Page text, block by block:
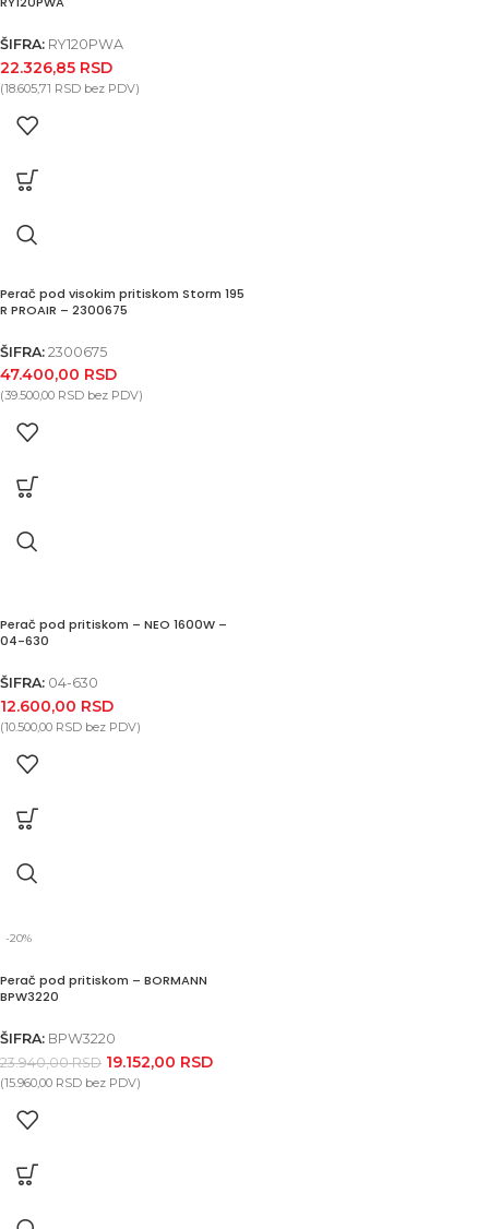
ŠIFRA: RY120PWA
22.326,85 RSD
(18.605,71 RSD bez PDV)
Perač pod visokim pritiskom Storm 195
R PROAIR – 2300675
ŠIFRA: 2300675
47.400,00 RSD
(39.500,00 RSD bez PDV)
Perač pod pritiskom – NEO 1600W –
04-630
ŠIFRA: 04-630
12.600,00 RSD
(10.500,00 RSD bez PDV)
-20%
Perač pod pritiskom – BORMANN
BPW3220
ŠIFRA: BPW3220
23.940,00RSD 19.152,00 RSD
(15.960,00 RSD bez PDV)